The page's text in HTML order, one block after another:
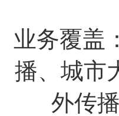
业务覆盖
播、城市
外传